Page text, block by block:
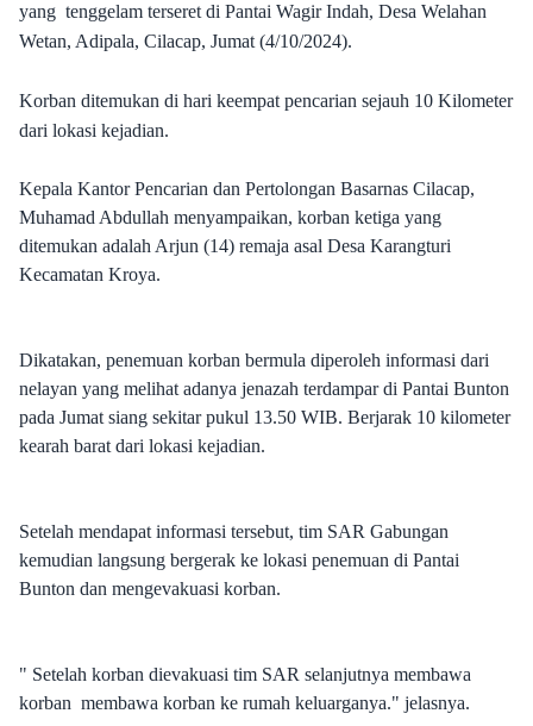
yang tenggelam terseret di Pantai Wagir Indah, Desa Welahan
Wetan, Adipala, Cilacap, Jumat (4/10/2024).
Korban ditemukan di hari keempat pencarian sejauh 10 Kilometer
dari lokasi kejadian.
Kepala Kantor Pencarian dan Pertolongan Basarnas Cilacap,
Muhamad Abdullah menyampaikan, korban ketiga yang
ditemukan adalah Arjun (14) remaja asal Desa Karangturi
Kecamatan Kroya.
Dikatakan, penemuan korban bermula diperoleh informasi dari
nelayan yang melihat adanya jenazah terdampar di Pantai Bunton
pada Jumat siang sekitar pukul 13.50 WIB. Berjarak 10 kilometer
kearah barat dari lokasi kejadian.
Setelah mendapat informasi tersebut, tim SAR Gabungan
kemudian langsung bergerak ke lokasi penemuan di Pantai
Bunton dan mengevakuasi korban.
" Setelah korban dievakuasi tim SAR selanjutnya membawa
korban membawa korban ke rumah keluarganya." jelasnya.